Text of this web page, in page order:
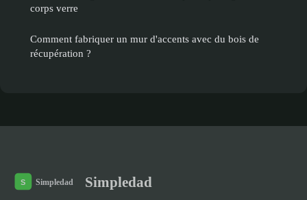
corps verre
Comment fabriquer un mur d'accents avec du bois de
récupération ?
Simpledad